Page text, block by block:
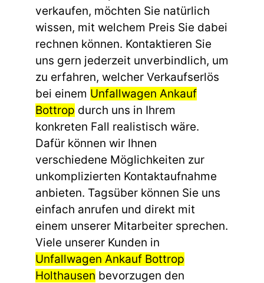
verkaufen, möchten Sie natürlich
wissen, mit welchem Preis Sie dabei
rechnen können. Kontaktieren Sie
uns gern jederzeit unverbindlich, um
zu erfahren, welcher Verkaufserlös
bei einem Unfallwagen Ankauf
Bottrop durch uns in Ihrem
konkreten Fall realistisch wäre.
Dafür können wir Ihnen
verschiedene Möglichkeiten zur
unkomplizierten Kontaktaufnahme
anbieten. Tagsüber können Sie uns
einfach anrufen und direkt mit
einem unserer Mitarbeiter sprechen.
Viele unserer Kunden in
Unfallwagen Ankauf Bottrop
Holthausen bevorzugen den